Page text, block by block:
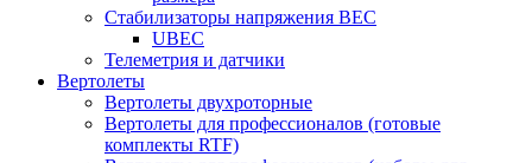
Стабилизаторы напряжения BEC
UBEC
Телеметрия и датчики
Вертолеты
Вертолеты двухроторные
Вертолеты для профессионалов (готовые
комплекты RTF)